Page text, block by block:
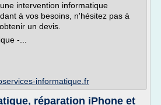
intervention informatique
à vos besoins, n'hésitez pas à
un devis.
-...
informatique.fr
réparation iPhone et